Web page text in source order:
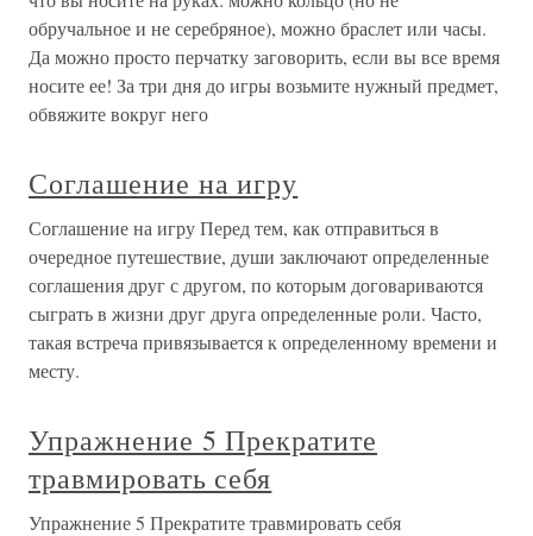
обручальное и не серебряное), можно браслет или часы.
Да можно просто перчатку заговорить, если вы все время
носите ее! За три дня до игры возьмите нужный предмет,
обвяжите вокруг него
Соглашение на игру
Соглашение на игру Перед тем, как отправиться в
очередное путешествие, души заключают определенные
соглашения друг с другом, по которым договариваются
сыграть в жизни друг друга определенные роли. Часто,
такая встреча привязывается к определенному времени и
месту.
Упражнение 5 Прекратите
травмировать себя
Упражнение 5 Прекратите травмировать себя